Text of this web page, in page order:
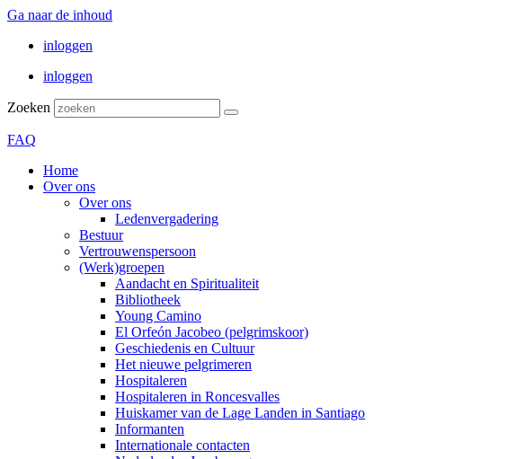
Ga naar de inhoud
inloggen
inloggen
Zoeken
FAQ
Home
Over ons
Over ons
Ledenvergadering
Bestuur
Vertrouwenspersoon
(Werk)groepen
Aandacht en Spiritualiteit
Bibliotheek
Young Camino
El Orfeón Jacobeo (pelgrimskoor)
Geschiedenis en Cultuur
Het nieuwe pelgrimeren
Hospitaleren
Hospitaleren in Roncesvalles
Huiskamer van de Lage Landen in Santiago
Informanten
Internationale contacten